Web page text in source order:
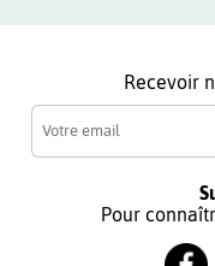
Recevoir
Pour